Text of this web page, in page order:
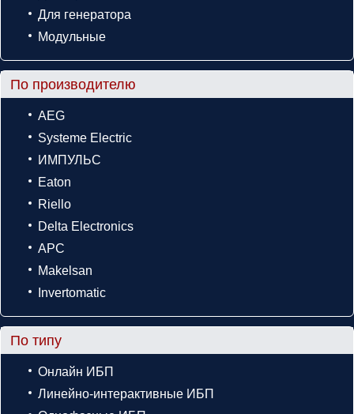
Для генератора
Модульные
По производителю
AEG
Systeme Electric
ИМПУЛЬС
Eaton
Riello
Delta Electronics
APC
Makelsan
Invertomatic
По типу
Онлайн ИБП
Линейно-интерактивные ИБП